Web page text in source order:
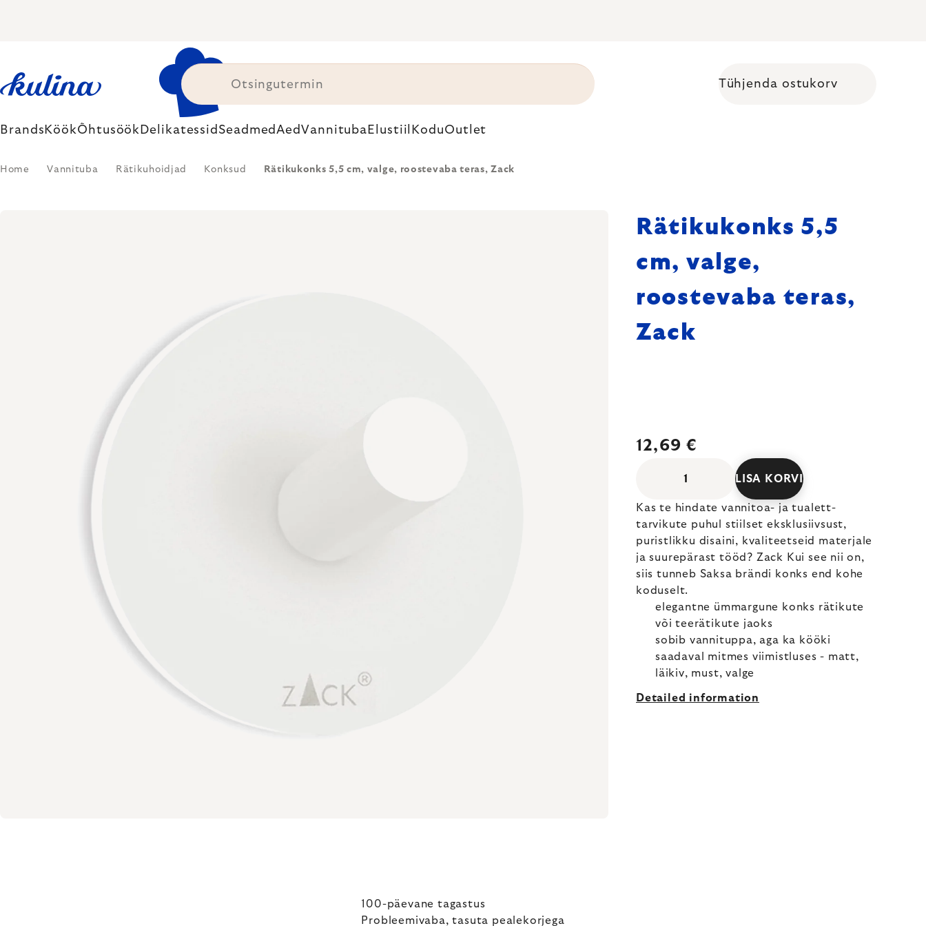
Tühjenda ostukorv
Brands KöökÕhtusöök Delikatessid SeadmedAedVannituba Elustiil KoduOutlet
Home Vannituba Rätikuhoidjad Konksud Rätikukonks 5,5 cm, valge, roostevaba teras, Zack
Rätikukonks 5,5
cm, valge,
roostevaba teras,
Zack
12,69 €
LISA KORVI
Kas te hindate vannitoa- ja tualett-
tarvikute puhul stiilset eksklusiivsust,
puristlikku disaini, kvaliteetseid materjale
ja suurepärast tööd? Zack Kui see nii on,
siis tunneb Saksa brändi konks end kohe
koduselt.
elegantne ümmargune konks rätikute
või teerätikute jaoks
sobib vannituppa, aga ka kööki
saadaval mitmes viimistluses - matt,
läikiv, must, valge
Detailed information
100-päevane tagastus
Probleemivaba, tasuta pealekorjega